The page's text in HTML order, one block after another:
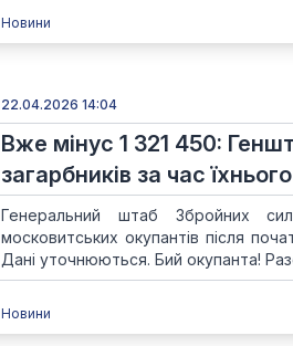
Новини
22.04.2026 14:04
Вже мінус 1 321 450:
загарбників за час
Генеральний штаб Збройних
московитських окупантів після
Дані уточнюються. Бий окупанта!
Новини